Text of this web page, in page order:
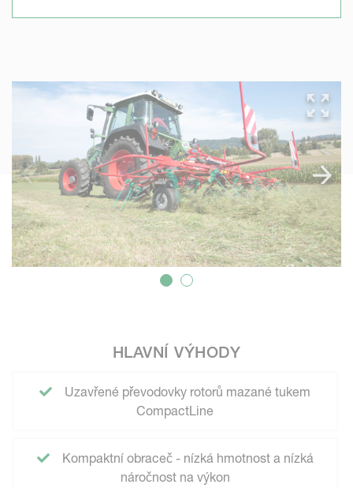
HLAVNÍ VÝHODY
Uzavřené převodovky rotorů mazané tukem
CompactLine
Kompaktní obraceč - nízká hmotnost a nízká
náročnost na výkon